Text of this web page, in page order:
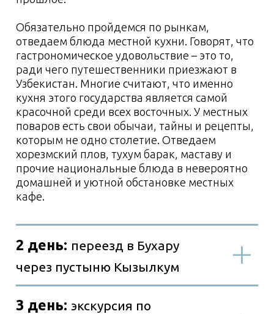
3 день
4,5,7 дни
6 день
Список вещей с
собой
Личные вещи
Другое